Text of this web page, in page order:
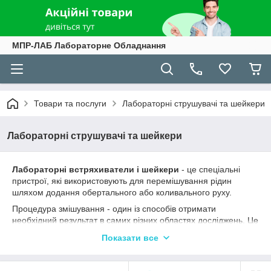
МПР-ЛАБ Лабораторне Обладнання
Товари та послуги Лабораторні струшувачі та шейкери
Лабораторні струшувачі та шейкери
Лабораторні встряхиватели і шейкери - це спеціальні
пристрої, які використовують для перемішування рідин
шляхом додання обертального або коливального руху.
Процедура змішування - один із способів отримати
необхідний результат в самих різних областях досліджень. Це
реакцій і процесів. Швидке отримання однорідної суміші
Показати все